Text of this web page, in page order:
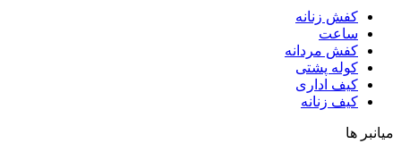
کفش زنانه
ساعت
کفش مردانه
کوله پشتی
کیف اداری
کیف زنانه
میانبر ها